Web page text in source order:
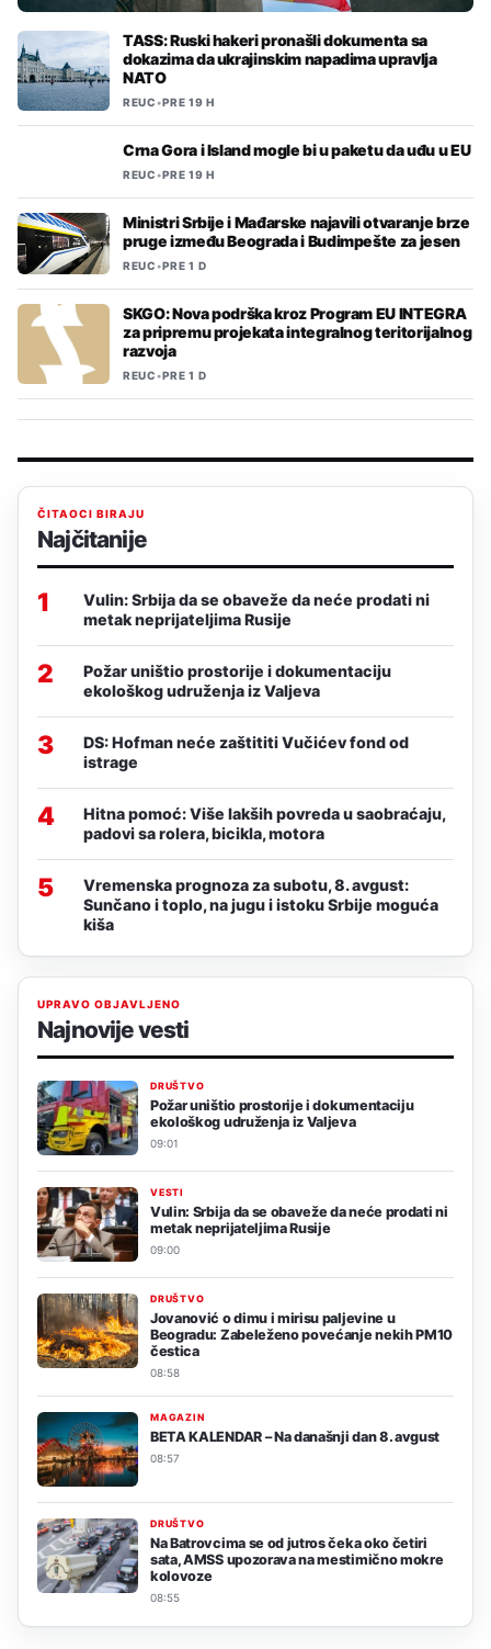
TASS: Ruski hakeri pronašli dokumenta sa
dokazima da ukrajinskim napadima upravlja
NATO
REUC•PRE 19 H
Crna Gora i Island mogle bi u paketu da uđu u EU
REUC•PRE 19 H
Ministri Srbije i Mađarske najavili otvaranje brze
pruge između Beograda i Budimpešte za jesen
REUC•PRE 1 D
SKGO: Nova podrška kroz Program EU INTEGRA
za pripremu projekata integralnog teritorijalnog
razvoja
REUC•PRE 1 D
ČITAOCI BIRAJU
Najčitanije
1
Vulin: Srbija da se obaveže da neće prodati ni
metak neprijateljima Rusije
2
Požar uništio prostorije i dokumentaciju
ekološkog udruženja iz Valjeva
3
DS: Hofman neće zaštititi Vučićev fond od
istrage
4
Hitna pomoć: Više lakših povreda u saobraćaju,
padovi sa rolera, bicikla, motora
5
Vremenska prognoza za subotu, 8. avgust:
Sunčano i toplo, na jugu i istoku Srbije moguća
kiša
UPRAVO OBJAVLJENO
Najnovije vesti
DRUŠTVO
Požar uništio prostorije i dokumentaciju
ekološkog udruženja iz Valjeva
09:01
VESTI
Vulin: Srbija da se obaveže da neće prodati ni
metak neprijateljima Rusije
09:00
DRUŠTVO
Jovanović o dimu i mirisu paljevine u
Beogradu: Zabeleženo povećanje nekih PM10
čestica
08:58
MAGAZIN
BETA KALENDAR – Na današnji dan 8. avgust
08:57
DRUŠTVO
Na Batrovcima se od jutros čeka oko četiri
sata, AMSS upozorava na mestimično mokre
kolovoze
08:55